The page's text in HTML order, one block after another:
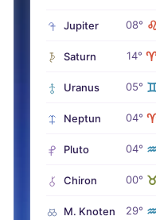
Jupiter 08° ♌
Saturn 14° ♈
Uranus 05°
Neptun 04°
Pluto 04°
Chiron 00°
M. Knoten 29°